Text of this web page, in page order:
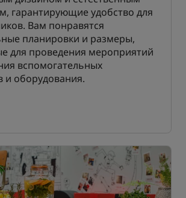
гарантирующие удобство для
Вам понравятся
планировки и размеры,
для проведения мероприятий
вспомогательных
и оборудования.